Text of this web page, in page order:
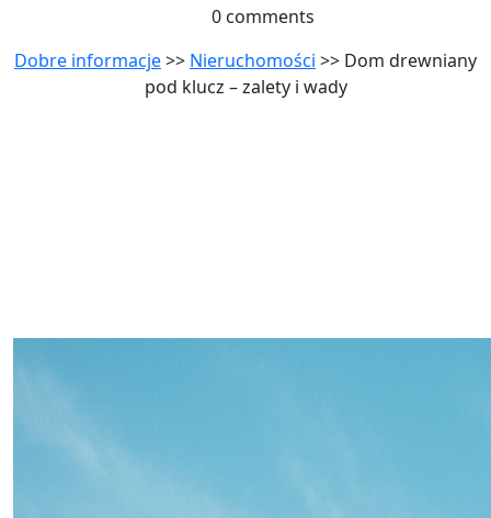
0 comments
Dobre informacje>> Nieruchomości >> Dom drewniany
pod klucz – zalety i wady